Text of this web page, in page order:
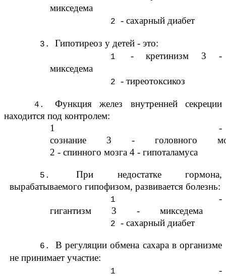
микседема
- сахарный диабет
Гипотиреоз у детей - это:
- кретинизм 3 -
микседема
- тиреотоксикоз
Функция желез внутренней секреции
находится под контролем:
1 -
сознание 3 - головного
2 - спинного мозга 4 - гипоталамуса
При недостатке гормона,
вырабатываемого гипофизом, развивается болезнь:
-
гигантизм 3 - микседема
- сахарный диабет
В регуляции обмена сахара в организме
не принимает участие:
-